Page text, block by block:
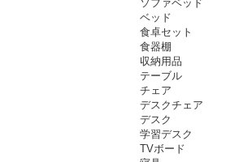
ソファベッド
ベッド
食卓セット
食器棚
収納用品
テーブル
チェア
デスクチェア
デスク
学習デスク
TVボード